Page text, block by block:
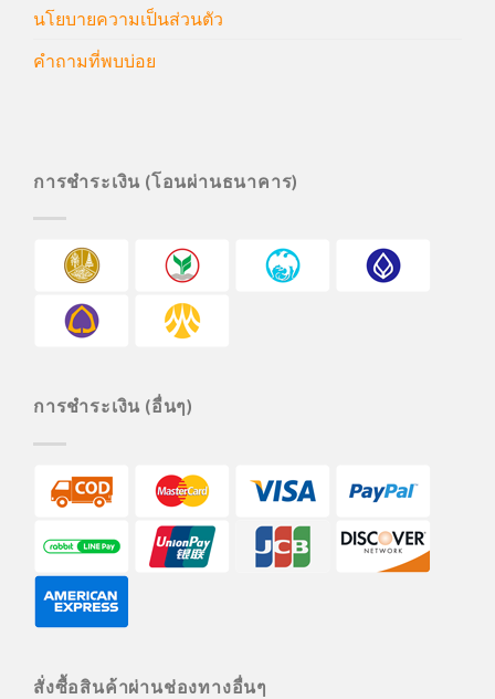
นโยบายความเป็นส่วนตัว
คำถามที่พบบ่อย
การชำระเงิน (โอนผ่านธนาคาร)
การชำระเงิน (อื่นๆ)
สั่งซื้อสินค้าผ่านช่องทางอื่นๆ